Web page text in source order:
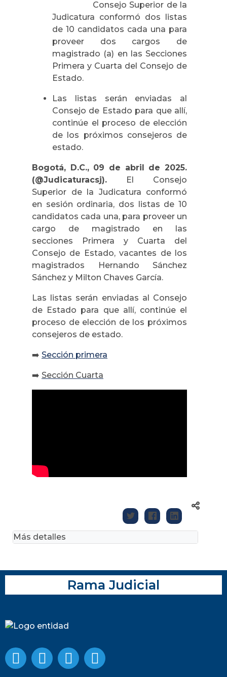
Consejo Superior de la
Judicatura conformó dos listas
de 10 candidatos cada una para
proveer dos cargos de
magistrado (a) en las Secciones
Primera y Cuarta del Consejo de
Estado.
Las listas serán enviadas al
Consejo de Estado para que allí,
continúe el proceso de elección
de los próximos consejeros de
estado.
Bogotá, D.C., 09 de abril de 2025.
(@Judicaturacsj). El Consejo
Superior de la Judicatura conformó
en sesión ordinaria, dos listas de 10
candidatos cada una, para proveer un
cargo de magistrado en las
secciones Primera y Cuarta del
Consejo de Estado, vacantes de los
magistrados Hernando Sánchez
Sánchez y Milton Chaves García.
Las listas serán enviadas al Consejo
de Estado para que allí, continúe el
proceso de elección de los próximos
consejeros de estado.
➡️ Sección primera
➡️ Sección Cuarta
Más detalles
Rama Judicial